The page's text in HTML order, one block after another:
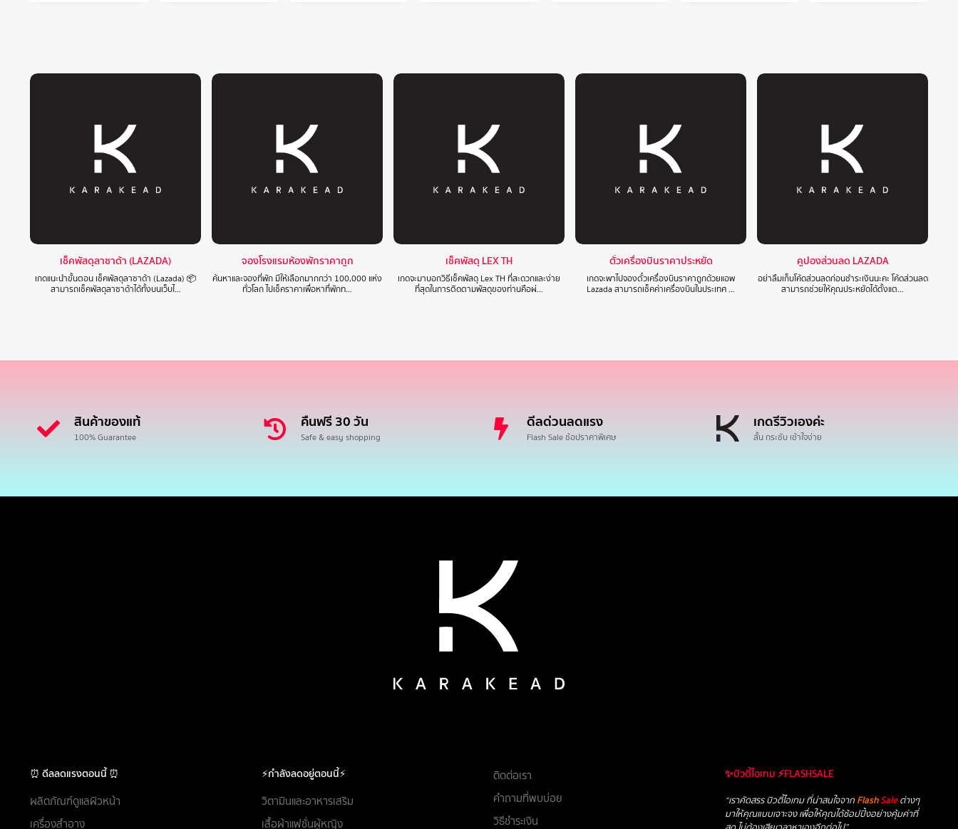
เช็คพัสดุลาซาด้า (LAZADA)
เกดแนะนำขั้นตอน เช็คพัสดุลาซาด้า (Lazada) 📦
สามารถเช็คพัสดุลาซาด้าได้ทั้งบนเว็บไ…
จองโรงแรมห้องพักราคาถูก
ค้นหาและจองที่พัก มีให้เลือกมากกว่า 100,000 แห่ง
ทั่วโลก ไปเช็คราคาเพื่อหาที่พักท…
เช็คพัสดุ LEX TH
เกดจะมาบอกวิธีเช็คพัสดุ Lex TH ที่สะดวกและง่าย
ที่สุดในการติดตามพัสดุของท่านคือผ่…
ตั๋วเครื่องบินราคาประหยัด
เกดจะพาไปจองตั๋วเครื่องบินราคาถูกด้วยแอพ
Lazada สามารถเช็คค่าเครื่องบินในประเทศ …
คูปองส่วนลด LAZADA
อย่าลืมเก็บโค้ดส่วนลดก่อนชำระเงินนะคะ โค้ดส่วนลด
สามารถช่วยให้คุณประหยัดได้ตั้งแต…
สินค้าของแท้
100% Guarantee
คืนฟรี 30 วัน
Safe & easy shopping
ดีลด่วนลดแรง
Flash Sale ช้อปราคาพิเศษ
เกดรีวิวเองค่ะ
สั้น กระชับ เข้าใจง่าย
⏰ ดีลลดแรงตอนนี้ ⏰
ผลิตภัณฑ์ดูแลผิวหน้า
เครื่องสำอาง
⚡กำลังลดอยู่ตอนนี้⚡
วิตามินและอาหารเสริม
เสื้อผ้าแฟชั่นผู้หญิง
ติดต่อเรา
คำถามที่พบบ่อย
วิธีชำระเงิน
✨บิวตี้ไอเทม ⚡FLASHSALE
“เราคัดสรร บิวตี้ไอเทม ที่น่าสนใจจาก FlashSaleต่างๆ
มาให้คุณแบบเจาะจง เพื่อให้คุณได้ช้อปปิ้งอย่างคุ้มค่าที่